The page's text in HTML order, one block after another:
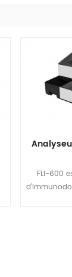
FLI-600
de